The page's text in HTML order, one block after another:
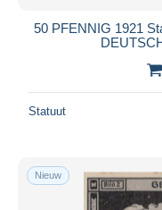
50 PFENNIG 1921
Statuut
Nieuw